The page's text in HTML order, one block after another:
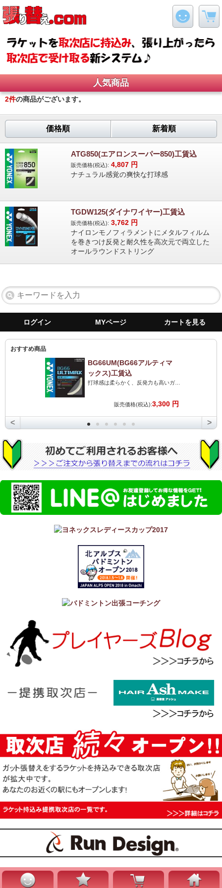
人気商品
2件の商品がございます。
価格順 新着順
ATG850(エアロンスーパー850)工賃込
販売価格(税込): 4,807 円
ナチュラル感覚の爽快な打球感
TGDW125(ダイナワイヤー)工賃込
販売価格(税込): 3,762 円
ナイロンモノフィラメントにメタルフィルム
を巻きつけ反発と耐久性を高次元で両立した
オールラウンドストリング
ログイン MYページ カートを見る
おすすめ商品
BG66UM(BG66アルティマ
ックス)工賃込
打球感は柔らかく、反発力も高いガット。打球音は最高のストリングです。力がない人にも最高です!
販売価格(税込):3,300 円
< >